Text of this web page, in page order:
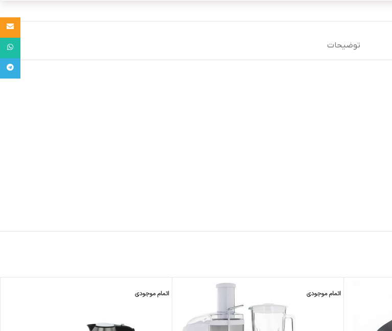
توضیحات
اتمام موجودی اتمام موجودی
Email
واتساپ
تلگرام